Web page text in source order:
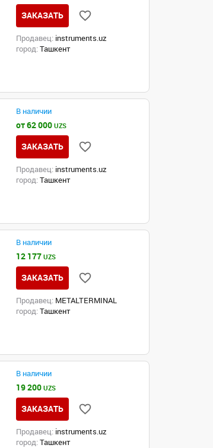
ЗАКАЗАТЬ
Продавец: instruments.uz
город: Ташкент
В наличии
от 62 000UZS
ЗАКАЗАТЬ
Продавец: instruments.uz
город: Ташкент
В наличии
12 177UZS
ЗАКАЗАТЬ
Продавец: METALTERMINAL
город: Ташкент
В наличии
19 200UZS
ЗАКАЗАТЬ
Продавец: instruments.uz
город: Ташкент